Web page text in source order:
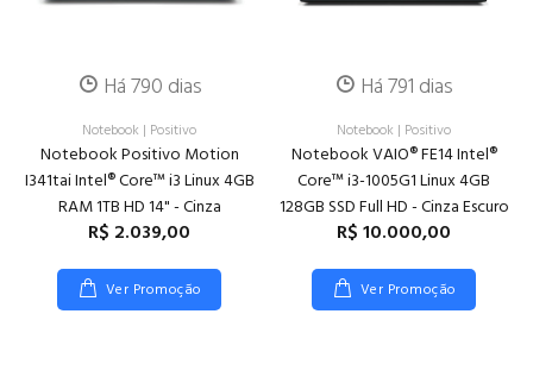
Há 790 dias
Notebook | Positivo
Notebook Positivo Motion
I341tai Intel® Core™ i3 Linux 4GB
RAM 1TB HD 14" - Cinza
R$ 2.039,00
Ver Promoção
Há 791 dias
Notebook | Positivo
Notebook VAIO® FE14 Intel®
Core™ i3-1005G1 Linux 4GB
128GB SSD Full HD - Cinza Escuro
R$ 10.000,00
Ver Promoção